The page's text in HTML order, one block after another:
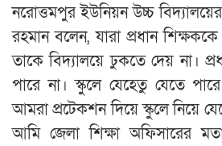
নরোত্তমপুর ইউনিয়ন উচ্চ
রহমান বলেন, যারা প্রধান
তাকে বিদ্যালয়ে ঢুকতে দেয় না।
পারে না। স্কুলে যেহেতু যেতে
আমরা প্রটেকশন দিয়ে স্কুলে নিয়ে
আমি জেলা শিক্ষা অফিসারের